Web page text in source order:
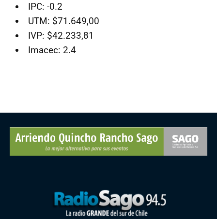
IPC: -0.2
UTM: $71.649,00
IVP: $42.233,81
Imacec: 2.4